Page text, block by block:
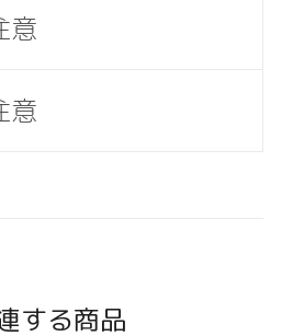
意
意
する商品